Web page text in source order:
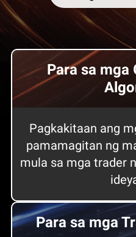
Para sa mga
Pagkakitaan ang
pamamagitan ng
mula sa mga trader
Para sa mga